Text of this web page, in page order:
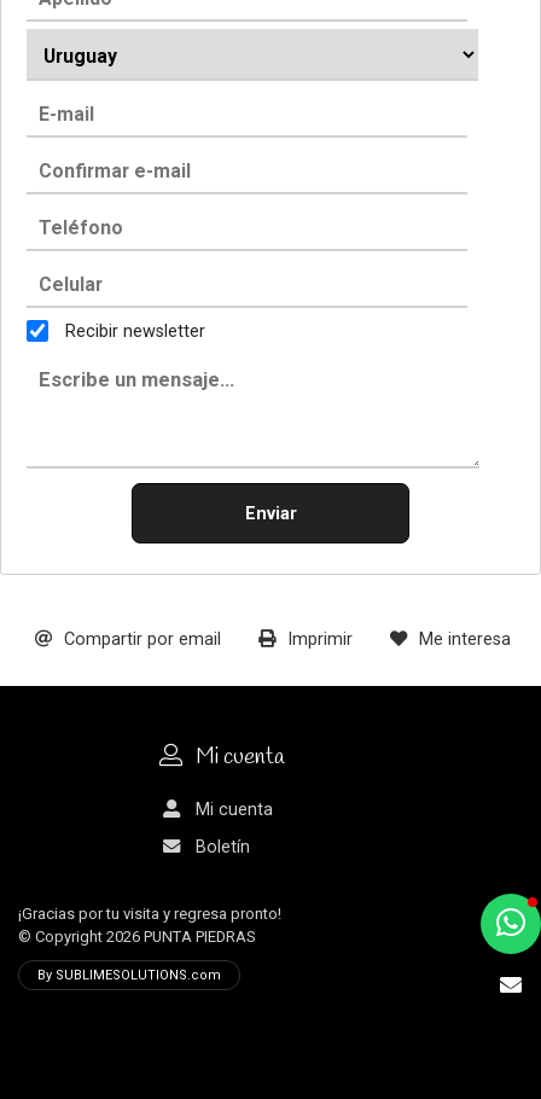
Recibir newsletter
Enviar
Compartir por email Imprimir Me interesa
Mi cuenta
Mi cuenta
Boletín
¡Gracias por tu visita y regresa pronto!
© Copyright 2026 PUNTA PIEDRAS
By SUBLIMESOLUTIONS.com